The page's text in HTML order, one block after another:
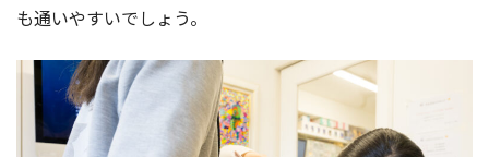
も通いやすいでしょう。